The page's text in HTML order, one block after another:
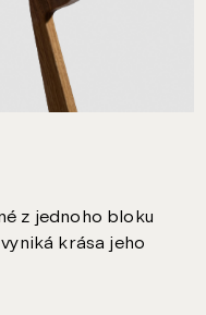
z jednoho bloku
krása jeho